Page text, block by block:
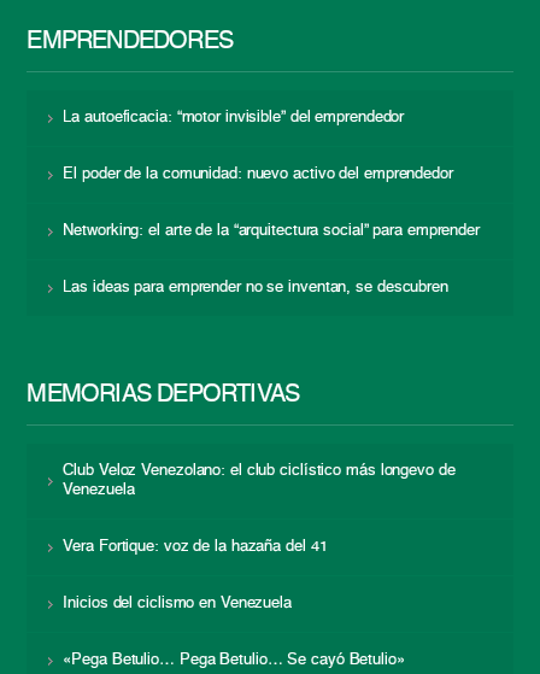
EMPRENDEDORES
La autoeficacia: “motor invisible” del emprendedor
El poder de la comunidad: nuevo activo del emprendedor
Networking: el arte de la “arquitectura social” para emprender
Las ideas para emprender no se inventan, se descubren
MEMORIAS DEPORTIVAS
Club Veloz Venezolano: el club ciclístico más longevo de
Venezuela
Vera Fortique: voz de la hazaña del 41
Inicios del ciclismo en Venezuela
«Pega Betulio… Pega Betulio… Se cayó Betulio»